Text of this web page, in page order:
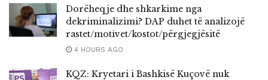
Dorëheqje dhe shkarkime nga
dekriminalizimi? DAP duhet të analizojë
rastet/motivet/kostot/përgjegjësitë
4 HOURS AGO
KQZ: Kryetari i Bashkisë Kuçovë nuk